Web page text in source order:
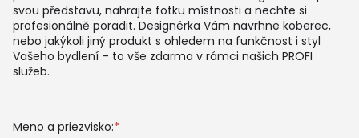
svou představu, nahrajte fotku místnosti a nechte si
profesionálně poradit. Designérka Vám navrhne koberec,
nebo jakýkoli jiný produkt s ohledem na funkčnost i styl
Vašeho bydlení – to vše zdarma v rámci našich PROFI
služeb.
Meno a priezvisko:*